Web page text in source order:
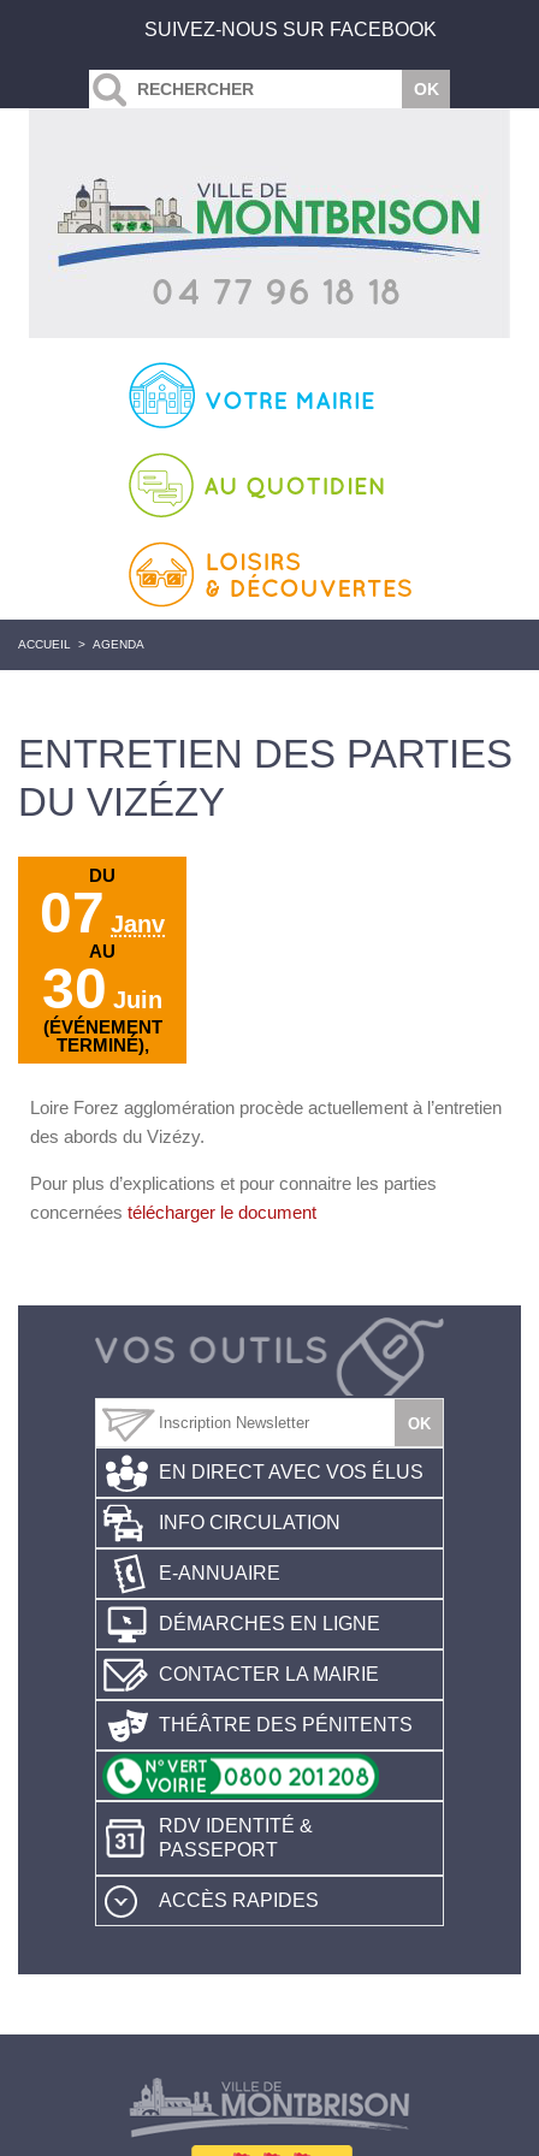
SUIVEZ-NOUS SUR FACEBOOK
ACCUEIL > AGENDA
ENTRETIEN DES PARTIES
DU VIZÉZY
DU
07 Janv
AU
30 Juin
(ÉVÉNEMENT
TERMINÉ),
Loire Forez agglomération procède actuellement à l’entretien
des abords du Vizézy.
Pour plus d’explications et pour connaitre les parties
concernées télécharger le document
EN DIRECT AVEC VOS ÉLUS
INFO CIRCULATION
E-ANNUAIRE
DÉMARCHES EN LIGNE
CONTACTER LA MAIRIE
THÉÂTRE DES PÉNITENTS
RDV IDENTITÉ &
PASSEPORT
ACCÈS RAPIDES